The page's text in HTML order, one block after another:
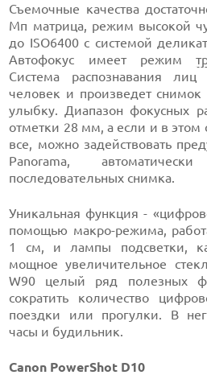
Съемочные качества
Мп матрица, режим высокой
до ISO6400 с системой
Автофокус имеет режим
Система распознавания
человек и произведет снимок
улыбку. Диапазон фокусных
отметки 28 мм, а если и в этом
все, можно задействовать
Panorama,
последовательных снимка.
Уникальная функция -
помощью макро-режима,
1 см, и лампы подсветки,
мощное увеличительное
W90 целый ряд полезных
сократить количество
поездки или прогулки. В
часы и будильник.
Canon PowerShot D10